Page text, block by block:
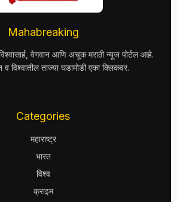
Mahabreaking
वेगवान आणि अचूक मराठी न्यूज पोर्टल आहे.
व विश्वातील ताज्या घडामोडी एका क्लिकवर.
Categories
महाराष्ट्र
भारत
विश्व
क्राइम